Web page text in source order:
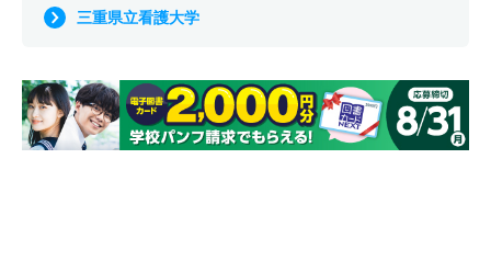
三重県立看護大学